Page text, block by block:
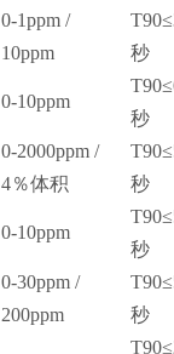
0-1ppm /
10ppm
秒
0-10ppm
秒
0-2000ppm /
4％体积
秒
0-10ppm
秒
0-30ppm /
200ppm
秒